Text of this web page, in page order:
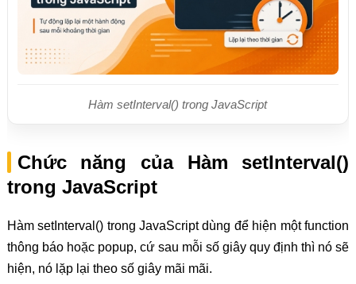
Hàm setInterval() trong JavaScript
Chức năng của Hàm setInterval()
trong JavaScript
Hàm setInterval() trong JavaScript dùng để hiện một function
thông báo hoặc popup, cứ sau mỗi số giây quy định thì nó sẽ
hiện, nó lặp lại theo số giây mãi mãi.